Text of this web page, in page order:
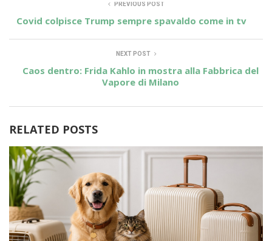
PREVIOUS POST
Covid colpisce Trump sempre spavaldo come in tv
NEXT POST
Caos dentro: Frida Kahlo in mostra alla Fabbrica del
Vapore di Milano
RELATED POSTS